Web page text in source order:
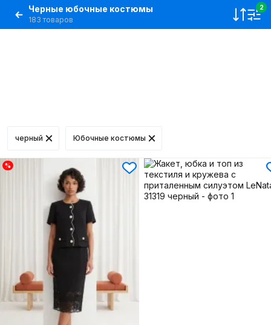
Черные юбочные костюмы
183 товаров
2
черный Юбочные костюмы
%